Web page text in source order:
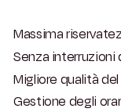
Massima
Senza interruzioni
Migliore qualità
Gestione degli